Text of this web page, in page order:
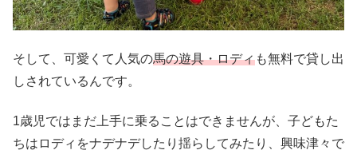
そして、可愛くて人気の馬の遊具・ロディも無料で貸し出
しされているんです。
1歳児ではまだ上手に乗ることはできませんが、子どもた
ちはロディをナデナデしたり揺らしてみたり、興味津々で